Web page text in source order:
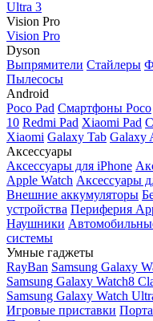
Ultra 3
Vision Pro
Vision Pro
Dyson
Выпрямители Стайлеры
Пылесосы
Android
Poco Pad Смартфоны Poco
10 Redmi Pad Xiaomi Pad
Xiaomi Galaxy Tab Galaxy
Аксессуары
Аксессуары для iPhone
Apple Watch Аксессуары
Внешние аккумуляторы
устройства Периферия
Наушники
системы
Умные гаджеты
RayBan Samsung Galaxy
Samsung Galaxy Watch8
Samsung Galaxy Watch
Игровые приставки